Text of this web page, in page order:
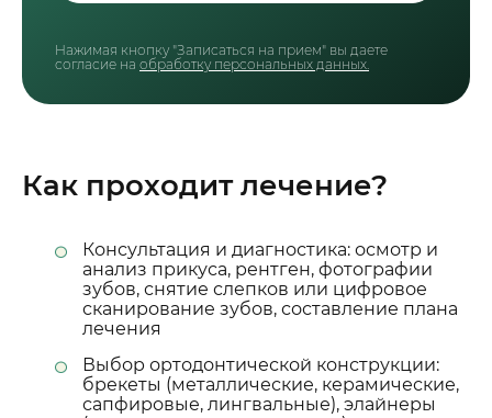
Нажимая кнопку "Записаться на прием" вы даете
согласие на обработку персональных данных.
Как проходит лечение?
Консультация и диагностика: осмотр и
анализ прикуса, рентген, фотографии
зубов, снятие слепков или цифровое
сканирование зубов, составление плана
лечения
Выбор ортодонтической конструкции:
брекеты (металлические, керамические,
сапфировые, лингвальные), элайнеры